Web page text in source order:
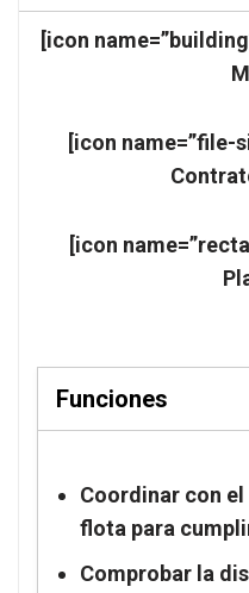
[icon
[icon name=”file-
[icon
Funciones
Coordinar con
flota para
Comprobar la